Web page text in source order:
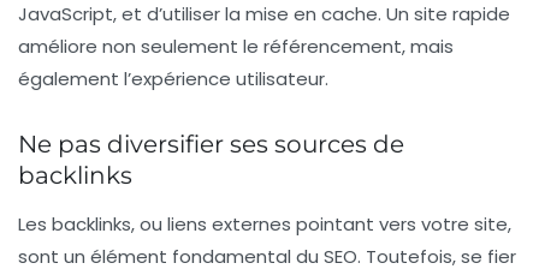
JavaScript, et d’utiliser la mise en cache. Un site rapide
améliore non seulement le référencement, mais
également l’expérience utilisateur.
Ne pas diversifier ses sources de
backlinks
Les backlinks, ou liens externes pointant vers votre site,
sont un élément fondamental du SEO. Toutefois, se fier